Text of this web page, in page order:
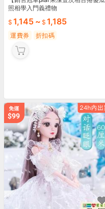
照相學入門義禮物
1,145 ~ 1,185
運費券 折扣碼